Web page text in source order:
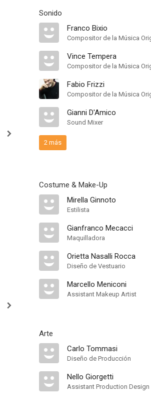
Sonido
Franco Bixio
Compositor de la Música
Vince Tempera
Compositor de la Música
Fabio Frizzi
Compositor de la Música
Gianni D'Amico
Sound Mixer
2 más
Costume & Make-Up
Mirella Ginnoto
Estilista
Gianfranco Mecacci
Maquilladora
Orietta Nasalli Rocca
Diseño de Vestuario
Marcello Meniconi
Assistant Makeup Artist
Arte
Carlo Tommasi
Diseño de Producción
Nello Giorgetti
Assistant Production Design